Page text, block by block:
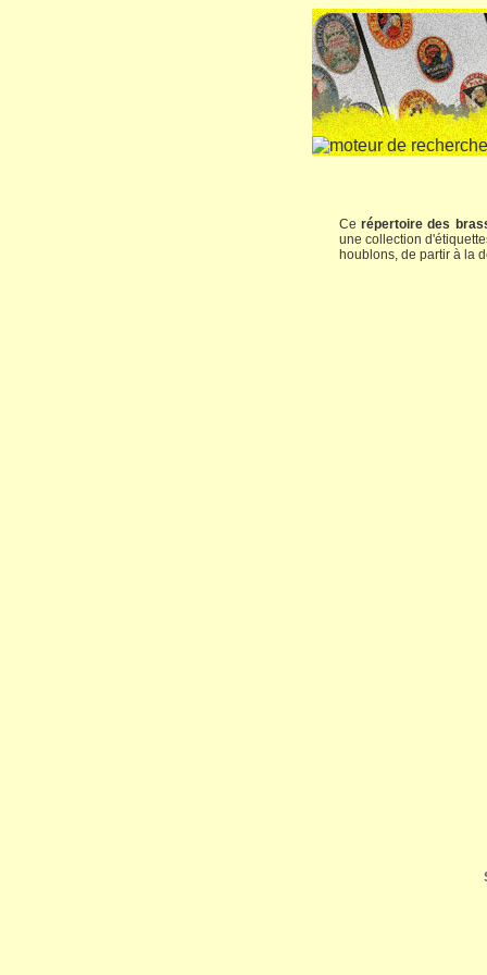
Cerépertoire des
une collection
houblons, de partir à la